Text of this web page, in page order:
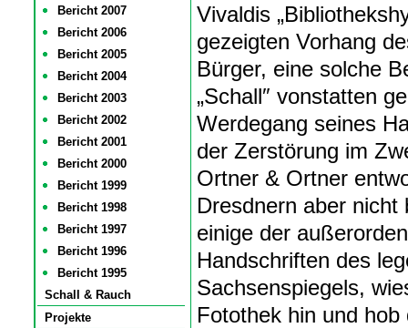
Bericht 2007
Bericht 2006
Bericht 2005
Bericht 2004
Bericht 2003
Bericht 2002
Bericht 2001
Bericht 2000
Bericht 1999
Bericht 1998
Bericht 1997
Bericht 1996
Bericht 1995
Schall & Rauch
Projekte
Vivaldis
gezeigten Vorhang
Bürger, eine solche
„Schall″ vonstatten
Werdegang seines
der Zerstörung im
Ortner & Ortner
Dresdnern aber nicht
einige der
Handschriften des
Sachsenspiegels,
Fotothek hin und hob